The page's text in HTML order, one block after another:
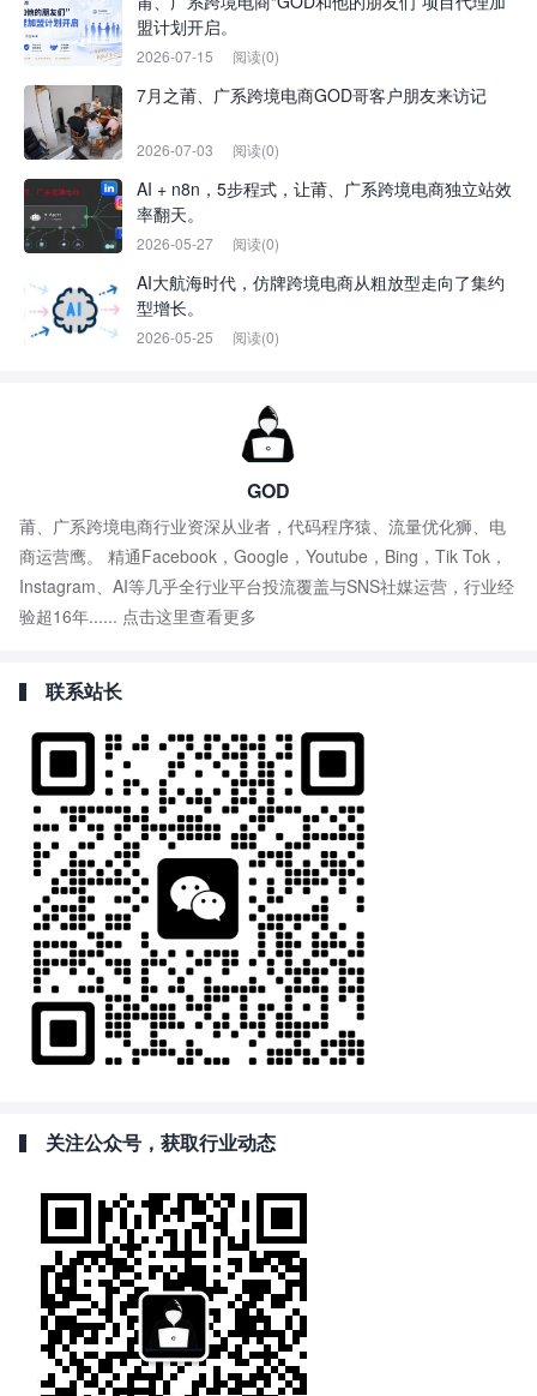
盟计划开启。
2026-07-15 阅读(0)
7月之莆、广系跨境电商GOD哥客户朋友来访记
2026-07-03 阅读(0)
AI + n8n，5步程式，让莆、广系跨境电商独立站效
率翻天。
2026-05-27 阅读(0)
AI大航海时代，仿牌跨境电商从粗放型走向了集约
型增长。
2026-05-25 阅读(0)
GOD
莆、广系跨境电商行业资深从业者，代码程序猿、流量优化狮、电
商运营鹰。 精通Facebook，Google，Youtube，Bing，Tik Tok，
Instagram、AI等几乎全行业平台投流覆盖与SNS社媒运营，行业经
验超16年...... 点击这里查看更多
联系站长
关注公众号，获取行业动态